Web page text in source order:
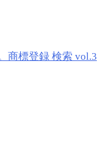
商標登録 検索 vol.3